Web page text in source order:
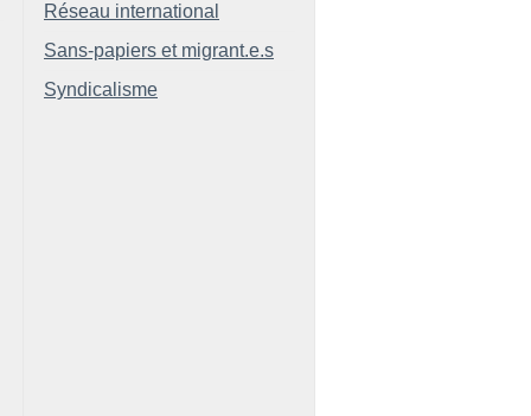
Réseau international
Sans-papiers et migrant.e.s
Syndicalisme